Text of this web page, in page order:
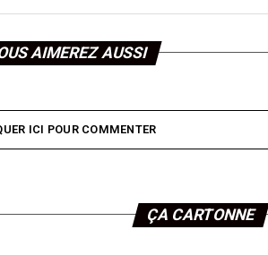
AIMEREZ AUSSI
ICI POUR COMMENTER
ÇA CARTONNE